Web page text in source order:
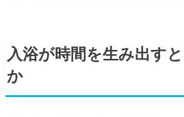
入浴が時間を生み出す
か